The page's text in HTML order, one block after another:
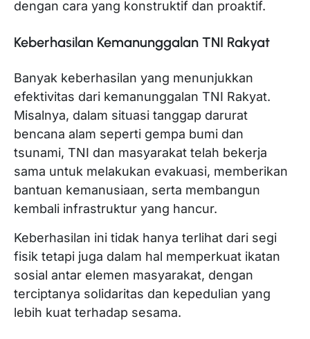
dengan cara yang konstruktif dan proaktif.
Keberhasilan Kemanunggalan TNI Rakyat
Banyak keberhasilan yang menunjukkan
efektivitas dari kemanunggalan TNI Rakyat.
Misalnya, dalam situasi tanggap darurat
bencana alam seperti gempa bumi dan
tsunami, TNI dan masyarakat telah bekerja
sama untuk melakukan evakuasi, memberikan
bantuan kemanusiaan, serta membangun
kembali infrastruktur yang hancur.
Keberhasilan ini tidak hanya terlihat dari segi
fisik tetapi juga dalam hal memperkuat ikatan
sosial antar elemen masyarakat, dengan
terciptanya solidaritas dan kepedulian yang
lebih kuat terhadap sesama.